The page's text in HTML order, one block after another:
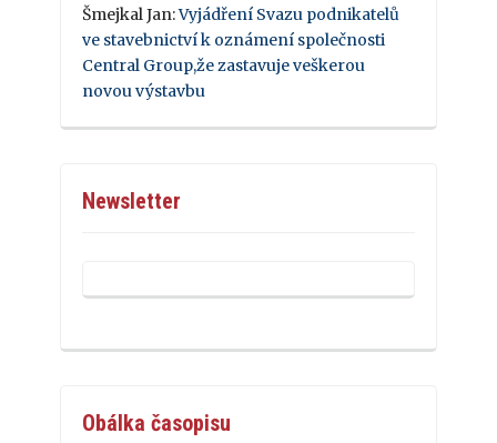
Šmejkal Jan:Vyjádření Svazu podnikatelů
ve stavebnictví k oznámení společnosti
Central Group,že zastavuje veškerou
novou výstavbu
Newsletter
Obálka časopisu